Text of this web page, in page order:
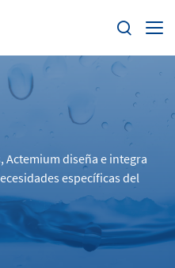
Actemium diseña e integra
específicas del